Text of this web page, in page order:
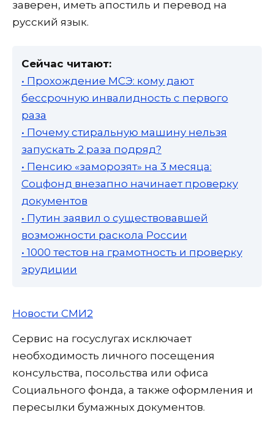
заверен, иметь апостиль и перевод на
русский язык.
Сейчас читают:
• Прохождение МСЭ: кому дают
бессрочную инвалидность с первого
раза
• Почему стиральную машину нельзя
запускать 2 раза подряд?
• Пенсию «заморозят» на 3 месяца:
Соцфонд внезапно начинает проверку
документов
• Путин заявил о существовавшей
возможности раскола России
• 1000 тестов на грамотность и проверку
эрудиции
Новости СМИ2
Сервис на госуслугах исключает
необходимость личного посещения
консульства, посольства или офиса
Социального фонда, а также оформления и
пересылки бумажных документов.